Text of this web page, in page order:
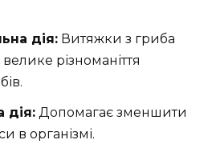
дія: Витяжки з гриба
різноманіття
дія: Допомагає зменшити
в організмі.